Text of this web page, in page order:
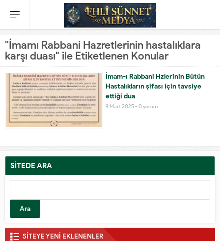
"İmamı Rabbani Hazretlerinin hastalıklara
karşı duası" ile Etiketlenen Konular
İmam-ı Rabbani Hzlerinin Bütün
Hastalıkların şifası için tavsiye
ettiği dua
9 Mart 2025 - 0 yorum
SİTEDE ARA
SİTEYE YENİ EKLENENLER